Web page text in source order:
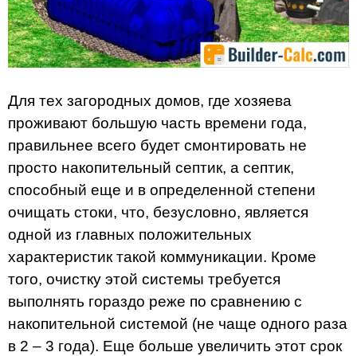
Для тех загородных домов, где хозяева
проживают большую часть времени года,
правильнее всего будет смонтировать не
просто накопительный септик, а септик,
способный еще и в определенной степени
очищать стоки, что, безусловно, является
одной из главных положительных
характеристик такой коммуникации. Кроме
того, очистку этой системы требуется
выполнять гораздо реже по сравнению с
накопительной системой (не чаще одного раза
в 2 – 3 года). Еще больше увеличить этот срок